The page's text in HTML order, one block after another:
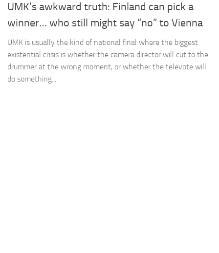
UMK’s awkward truth: Finland can pick a
winner… who still might say “no” to Vienna
UMK is usually the kind of national final where the biggest
existential crisis is whether the camera director will cut to the
drummer at the wrong moment, or whether the televote will
do something...